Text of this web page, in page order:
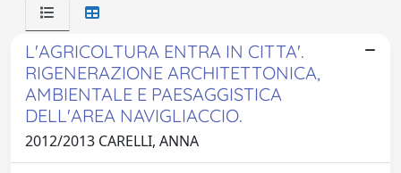
L'AGRICOLTURA ENTRA IN CITTA'.
RIGENERAZIONE ARCHITETTONICA,
AMBIENTALE E PAESAGGISTICA
DELL'AREA NAVIGLIACCIO.
2012/2013 CARELLI, ANNA